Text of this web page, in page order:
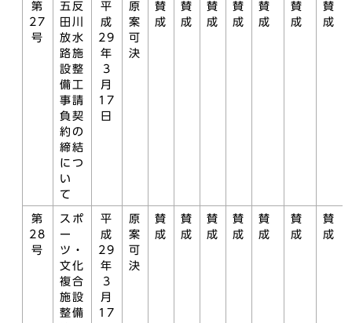
第
27
号
五反
田川
放水
路施
設整
備工
事請
負契
約の
締結
につ
い
て
平
成
29
年
3
月
17
日
原
案
可
決
賛
成
賛
成
賛
成
賛
成
賛
成
賛
成
賛
成
第
28
号
スポ
ー
ツ・
文化
複合
施設
整備
平
成
29
年
3
月
17
原
案
可
決
賛
成
賛
成
賛
成
賛
成
賛
成
賛
成
賛
成